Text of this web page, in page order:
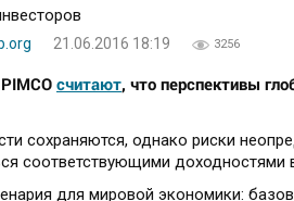
21.06.2016 18:19 3256
считают, что перспективы
сохраняются, однако риски
соответствующими доходностями
для мировой экономики: